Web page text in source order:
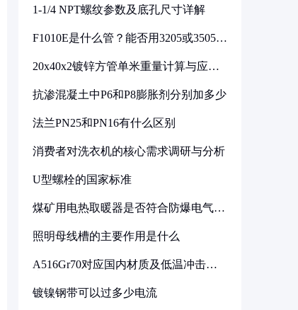
1-1/4 NPT螺纹参数及底孔尺寸详解
F1010E是什么管？能否用3205或3505代
20x40x2镀锌方管单米重量计算与应用
抗渗混凝土中P6和P8膨胀剂分别加多少
法兰PN25和PN16有什么区别
消费者对洗衣机的核心需求调研与分析
U型螺栓的国家标准
煤矿用电热取暖器是否符合防爆电气设
照明母线槽的主要作用是什么
A516Gr70对应国内材质及低温冲击要
镀镍钢带可以过多少电流